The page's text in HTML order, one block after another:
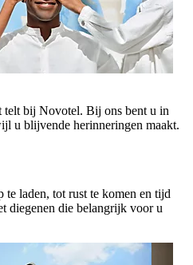
telt bij Novotel. Bij ons bent u in
u blijvende herinneringen maakt.
laden, tot rust te komen en tijd
diegenen die belangrijk voor u